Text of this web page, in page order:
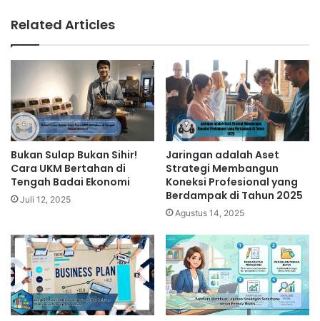
Related Articles
Bukan Sulap Bukan Sihir!
Cara UKM Bertahan di
Tengah Badai Ekonomi
Juli 12, 2025
Jaringan adalah Aset
Strategi Membangun
Koneksi Profesional yang
Berdampak di Tahun 2025
Agustus 14, 2025